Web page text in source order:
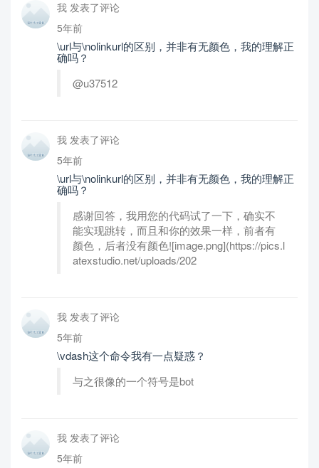
我 发表了评论
5年前
\url与\nolinkurl的区别，并非有无颜色，我的理解正
确吗？
@u37512
我 发表了评论
5年前
\url与\nolinkurl的区别，并非有无颜色，我的理解正
确吗？
感谢回答，我用您的代码试了一下，确实不
能实现跳转，而且和你的效果一样，前者有
颜色，后者没有颜色![image.png](https://pics.l
atexstudio.net/uploads/202
我 发表了评论
5年前
\vdash这个命令我有一点疑惑？
与之很像的一个符号是bot
我 发表了评论
5年前